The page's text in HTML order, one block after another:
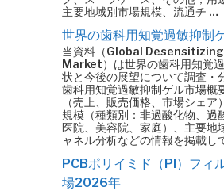
主要地域別市場規模、流通チ …
世界の歯科用知覚過敏抑制
当資料（Global
Market）は世界の歯科用知覚
状と今後の展望について調査・
歯科用知覚過敏抑制ゲル市場概
（売上、販売価格、市場シェ
規模（種類別：非過酸化物、過
医院、美容院、家庭）、主要地
ャネル分析などの情報を掲載し
PCBポリイミド（PI）フィ
場2026年